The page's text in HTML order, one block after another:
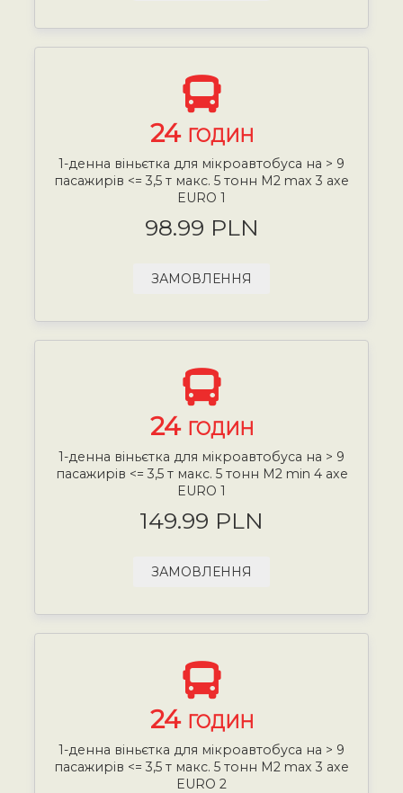
24 ГОДИН
1-денна віньєтка для мікроавтобуса на > 9
пасажирів <= 3,5 т макс. 5 тонн М2 max 3 axe
EURO 1
98.99 PLN
ЗАМОВЛЕННЯ
24 ГОДИН
1-денна віньєтка для мікроавтобуса на > 9
пасажирів <= 3,5 т макс. 5 тонн М2 min 4 axe
EURO 1
149.99 PLN
ЗАМОВЛЕННЯ
24 ГОДИН
1-денна віньєтка для мікроавтобуса на > 9
пасажирів <= 3,5 т макс. 5 тонн М2 max 3 axe
EURO 2